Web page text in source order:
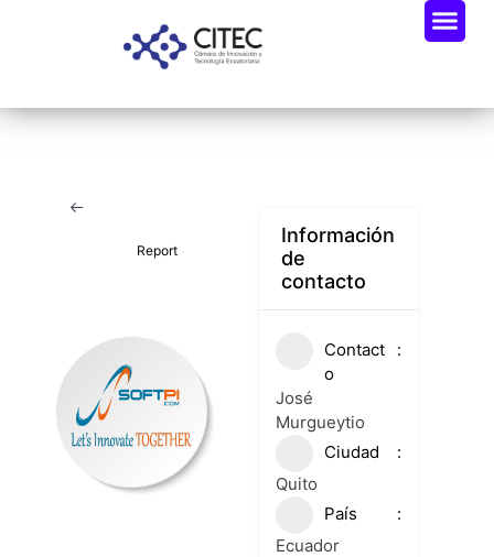
Report
Información
de
contacto
Contact
o
José
Murgueytio
Ciudad
Quito
País
Ecuador